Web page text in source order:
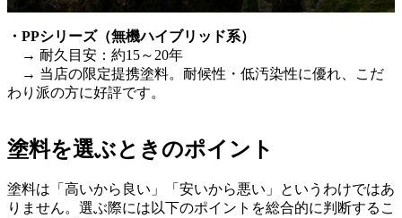
・PPシリーズ（無機ハイブリッド系）
→ 耐久目安：約15～20年
→ 当店の限定提携塗料。耐候性・低汚染性に優れ、こだ
わり派の方に好評です。
塗料を選ぶときのポイント
塗料は「高いから良い」「安いから悪い」というわけではあ
りません。選ぶ際には以下のポイントを総合的に判断するこ